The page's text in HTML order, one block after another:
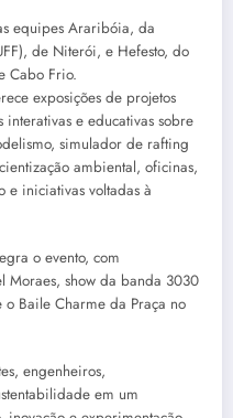
equipes Araribóia, da
de Niterói, e Hefesto, do
Cabo Frio.
exposições de projetos
e educativas sobre
simulador de rafting
ambiental, oficinas,
e iniciativas voltadas à
o evento, com
Moraes, show da banda 3030
o Baile Charme da Praça no
engenheiros,
em um